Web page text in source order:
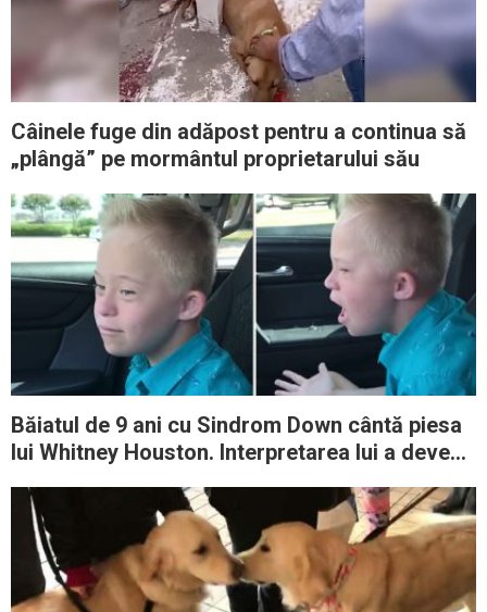
Câinele fuge din adăpost pentru a continua să
„plângă” pe mormântul proprietarului său
Băiatul de 9 ani cu Sindrom Down cântă piesa
lui Whitney Houston. Interpretarea lui a devenit